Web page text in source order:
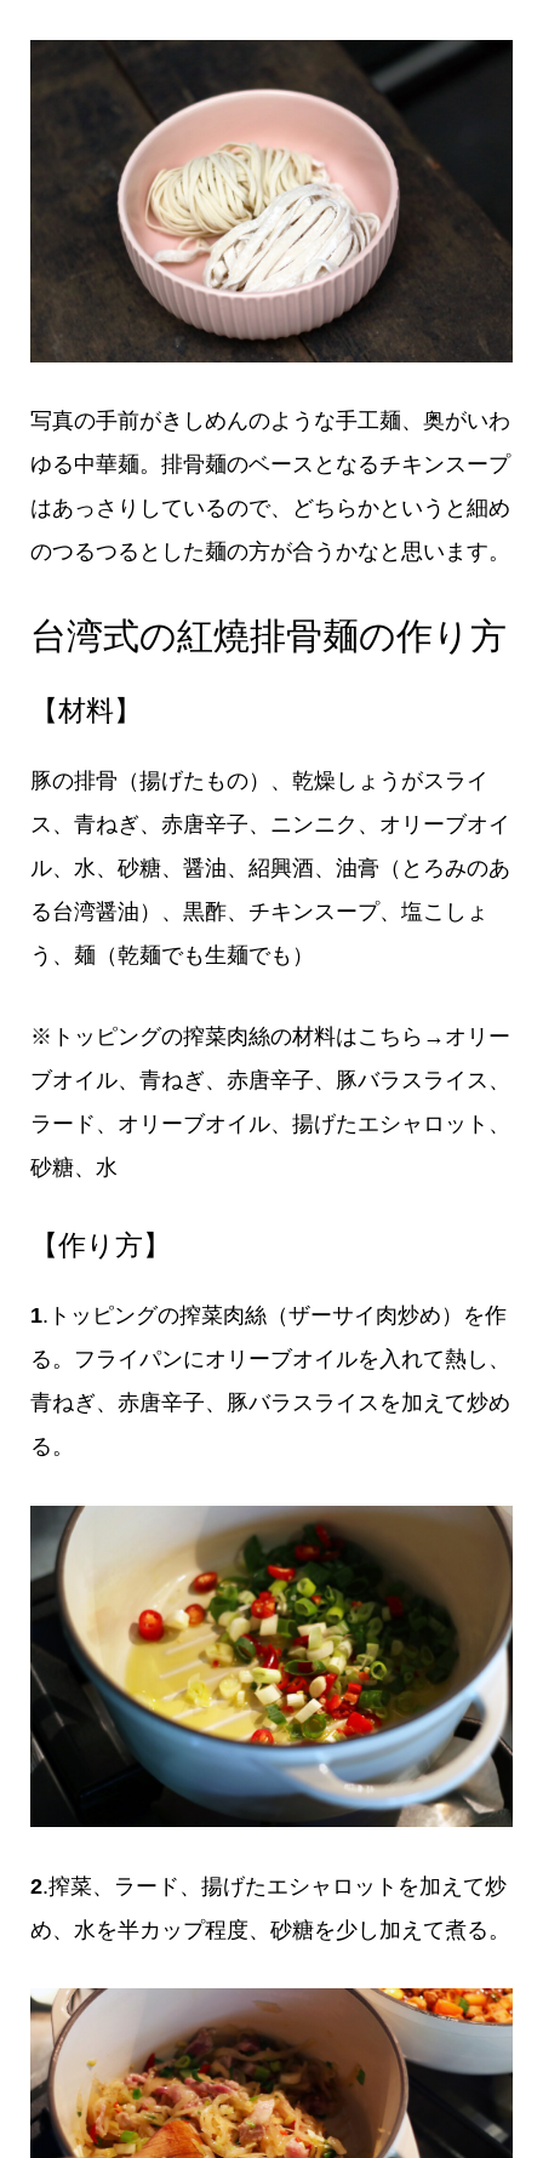
写真の手前がきしめんのような手工麺、奥がいわ
ゆる中華麺。排骨麺のベースとなるチキンスープ
はあっさりしているので、どちらかというと細め
のつるつるとした麺の方が合うかなと思います。
台湾式の紅燒排骨麺の作り方
【材料】
豚の排骨（揚げたもの）、乾燥しょうがスライ
ス、青ねぎ、赤唐辛子、ニンニク、オリーブオイ
ル、水、砂糖、醤油、紹興酒、油膏（とろみのあ
る台湾醤油）、黒酢、チキンスープ、塩こしょ
う、麺（乾麺でも生麺でも）
※トッピングの搾菜肉絲の材料はこちら→オリー
ブオイル、青ねぎ、赤唐辛子、豚バラスライス、
ラード、オリーブオイル、揚げたエシャロット、
砂糖、水
【作り方】
1.トッピングの搾菜肉絲（ザーサイ肉炒め）を作
る。フライパンにオリーブオイルを入れて熱し、
青ねぎ、赤唐辛子、豚バラスライスを加えて炒め
る。
2.搾菜、ラード、揚げたエシャロットを加えて炒
め、水を半カップ程度、砂糖を少し加えて煮る。